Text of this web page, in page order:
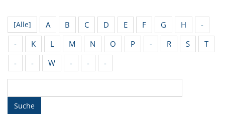
[Alle] A B C D E F G H
-
-
K L M N O P - R S
T
-
- W - - -
Suche